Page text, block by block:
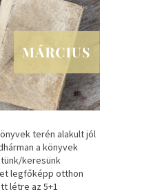
terén alakult jól
a könyvek
keresünk
legfőképp otthon
létre az 5+1